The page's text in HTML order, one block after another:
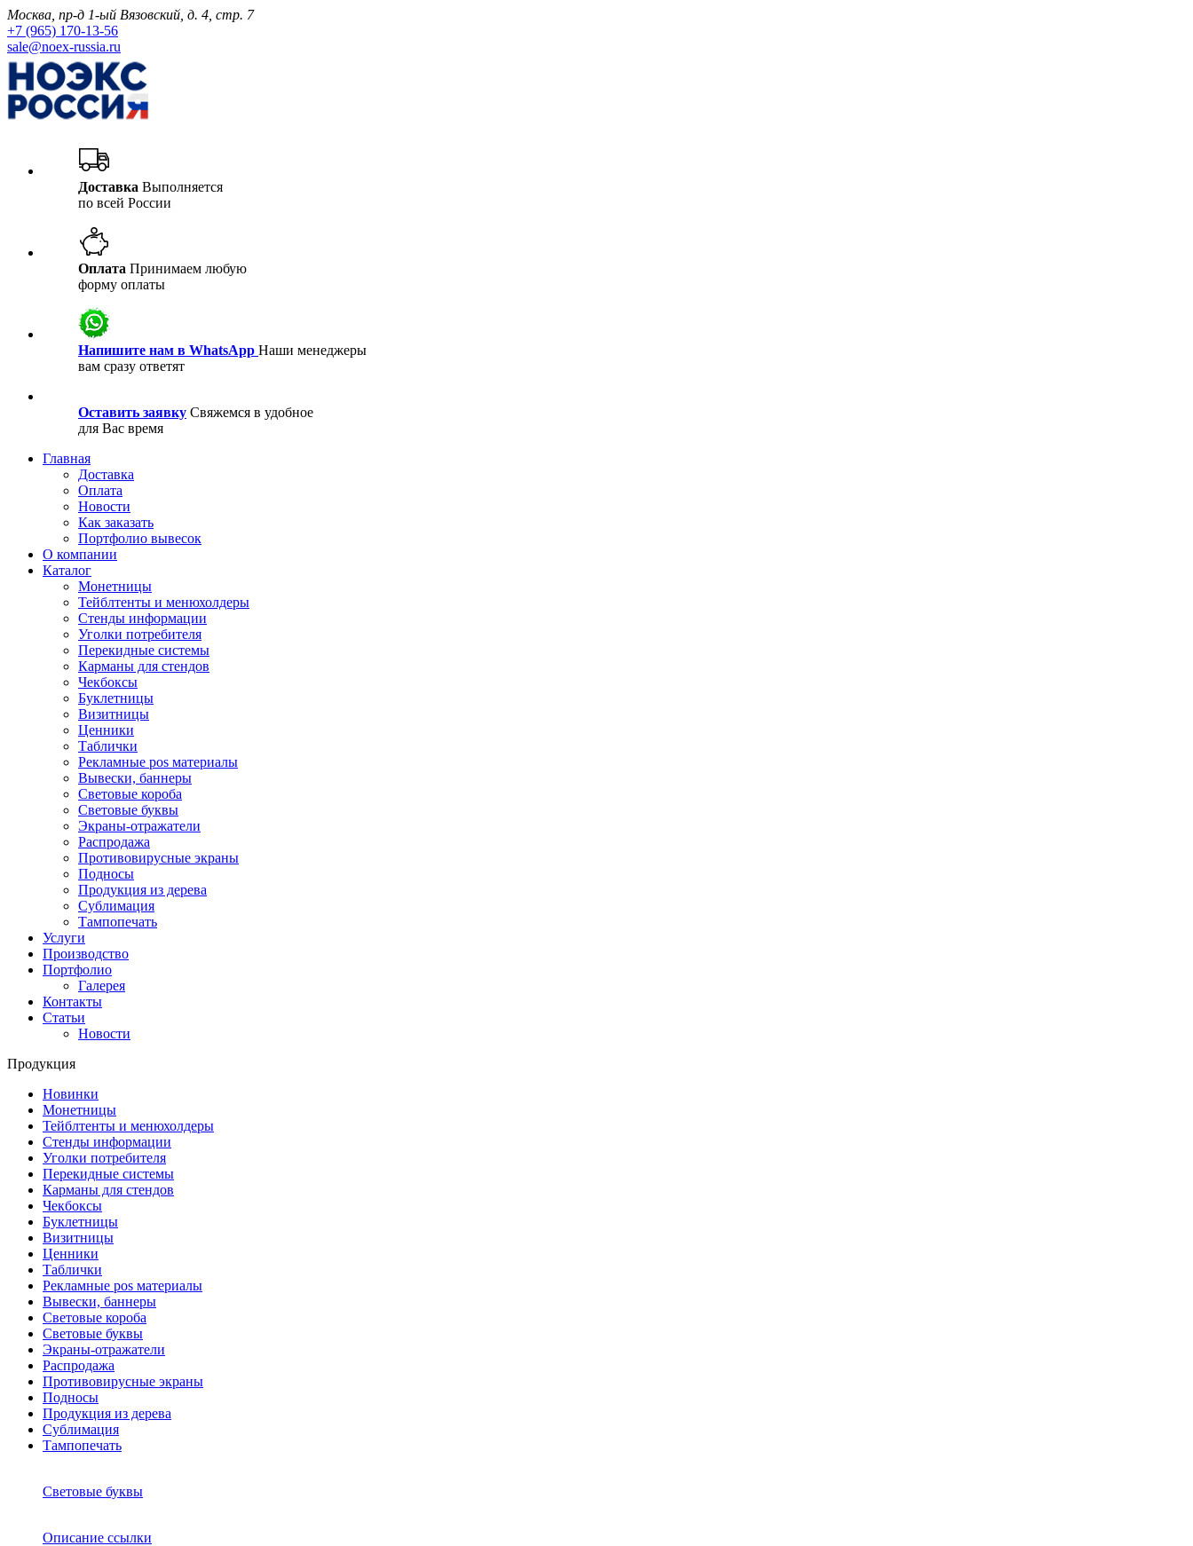
Москва, пр-д 1-ый Вязовский, д. 4, стр. 7
+7 (965) 170-13-56
sale@noex-russia.ru
Доставка Выполняется
по всей России
Оплата Принимаем любую
форму оплаты
Напишите нам в WhatsApp Наши менеджеры
вам сразу ответят
Оставить заявку Свяжемся в удобное
для Вас время
Главная
Доставка
Оплата
Новости
Как заказать
Портфолио вывесок
О компании
Каталог
Монетницы
Тейблтенты и менюхолдеры
Стенды информации
Уголки потребителя
Перекидные системы
Карманы для стендов
Чекбоксы
Буклетницы
Визитницы
Ценники
Таблички
Рекламные pos материалы
Вывески, баннеры
Световые короба
Световые буквы
Экраны-отражатели
Распродажа
Противовирусные экраны
Подносы
Продукция из дерева
Сублимация
Тампопечать
Услуги
Производство
Портфолио
Галерея
Контакты
Статьи
Новости
Продукция
Новинки
Монетницы
Тейблтенты и менюхолдеры
Стенды информации
Уголки потребителя
Перекидные системы
Карманы для стендов
Чекбоксы
Буклетницы
Визитницы
Ценники
Таблички
Рекламные pos материалы
Вывески, баннеры
Световые короба
Световые буквы
Экраны-отражатели
Распродажа
Противовирусные экраны
Подносы
Продукция из дерева
Сублимация
Тампопечать
Световые буквы
Описание ссылки